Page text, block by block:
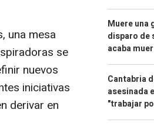
una mesa
se
nuevos
iniciativas
derivar en
Muere una
disparo de
acaba
Cantabria
asesinada
"trabajar